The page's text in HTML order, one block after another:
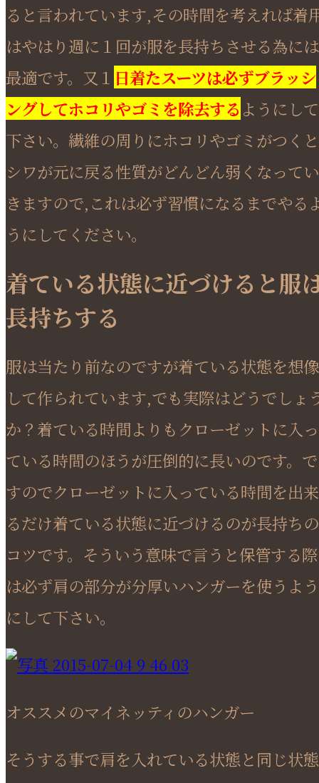
ると言われています,その時間を考えれば着
はやはり週に１回が服を長持ちさせる為には
最適です。又１ 日着たスーツは必ずブラッシ
ングしてホコリやゴミを除去する ようにして
下さい。繊維の周りにホコリやゴミがつくと
シワが元に戻る性質がどんどん弱くなってい
きますので,これは必ず習慣になるまでやる
うにしてください。
着ている状態に近づけると服
長持ちする
服は当たり前なのですが着ている状態を想像
して作られています,でも実際はどうでしょ
か？着ている時間よりもクローゼットに入っ
ている時間のほうが圧倒的に長いのです。で
すのでクローゼットに入っている時間を出来
るだけ着ている状態に近づけるのが長持ちの
コツです。そういう意味で言うと保管する際
は必ず肩の部分が分厚いハンガーを使うよう
にして下さい。
オススメのマイネッティのハンガー
そうする事で肩を入れている状態と同じ状態